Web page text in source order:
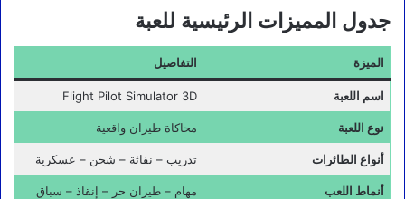
جدول المميزات الرئيسية للعبة
الميزة التفاصيل
اسم اللعبة Flight Pilot Simulator 3D
نوع اللعبة محاكاة طيران واقعية
أنواع الطائرات تدريب – نفاثة – شحن – عسكرية
أنماط اللعب مهام – طيران حر – إنقاذ – سباق